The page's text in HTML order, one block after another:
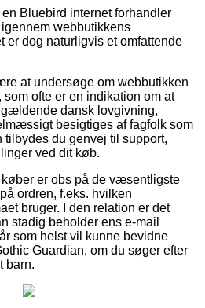
Bluebird internet forhandler
webbutikkens
er dog naturligvis et omfattende
at undersøge om webbutikken
ofte er en indikation om at
dansk lovgivning,
besigtiges af fagfolk som
tilbydes du genvej til support,
ved dit køb.
er obs på de væsentligste
ordren, f.eks. hvilken
bruger. I den relation er det
stadig beholder ens e-mail
som helst vil kunne bevidne
Guardian, om du søger efter
barn.